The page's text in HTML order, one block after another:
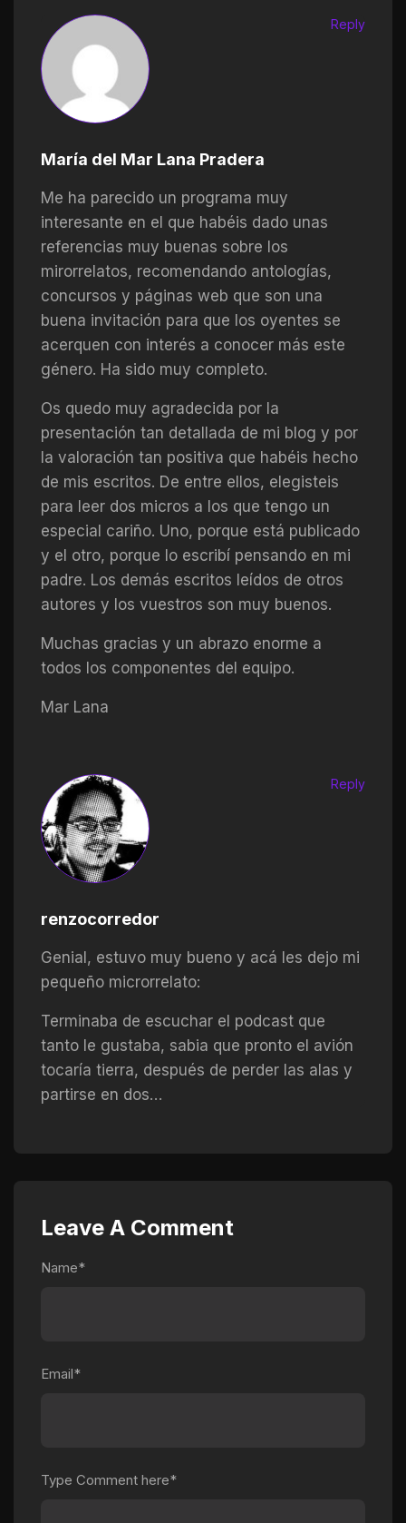
María del Mar Lana Pradera
Me ha parecido un programa muy
interesante en el que habéis dado unas
referencias muy buenas sobre los
mirorrelatos, recomendando antologías,
concursos y páginas web que son una
buena invitación para que los oyentes se
acerquen con interés a conocer más este
género. Ha sido muy completo.
Os quedo muy agradecida por la
presentación tan detallada de mi blog y por
la valoración tan positiva que habéis hecho
de mis escritos. De entre ellos, elegisteis
para leer dos micros a los que tengo un
especial cariño. Uno, porque está publicado
y el otro, porque lo escribí pensando en mi
padre. Los demás escritos leídos de otros
autores y los vuestros son muy buenos.
Muchas gracias y un abrazo enorme a
todos los componentes del equipo.
Mar Lana
Reply
renzocorredor
Genial, estuvo muy bueno y acá les dejo mi
pequeño microrrelato:
Terminaba de escuchar el podcast que
tanto le gustaba, sabia que pronto el avión
tocaría tierra, después de perder las alas y
partirse en dos…
Reply
Leave A Comment
Name*
Email*
Type Comment here*